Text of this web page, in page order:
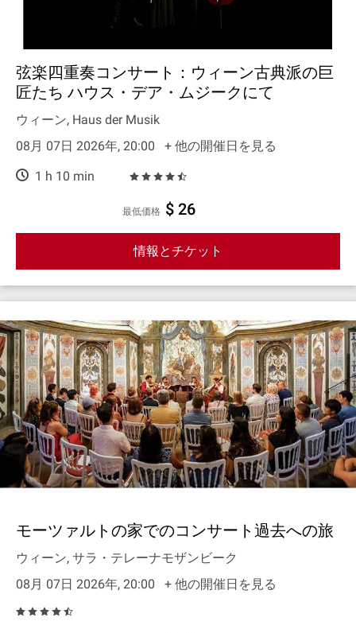
弦楽四重奏コンサート：ウィーン古典派の巨
匠たち ハウス・デア・ムジークにて
ウィーン, Haus der Musik
08月 07日 2026年, 20:00
+ 他の開催日を見る
1 h 10 min
最低価格 $ 26
情報とチケット
モーツァルトの家でのコンサート過去への旅
ウィーン, サラ・テレーナモザンビーク
08月 07日 2026年, 20:00
+ 他の開催日を見る